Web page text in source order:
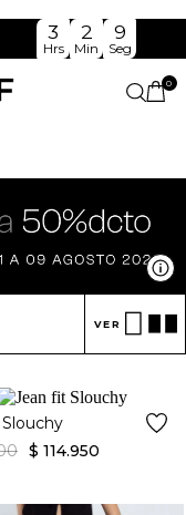
3
Hrs
2
Min
9
Seg
0
VER
$ 114.950